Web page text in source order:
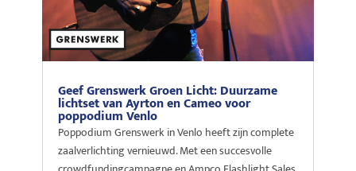
Geef Grenswerk Groen Licht: Duurzame
lichtset van Ayrton en Cameo voor
poppodium Venlo
Poppodium Grenswerk in Venlo heeft zijn complete
zaalverlichting vernieuwd. Met een succesvolle